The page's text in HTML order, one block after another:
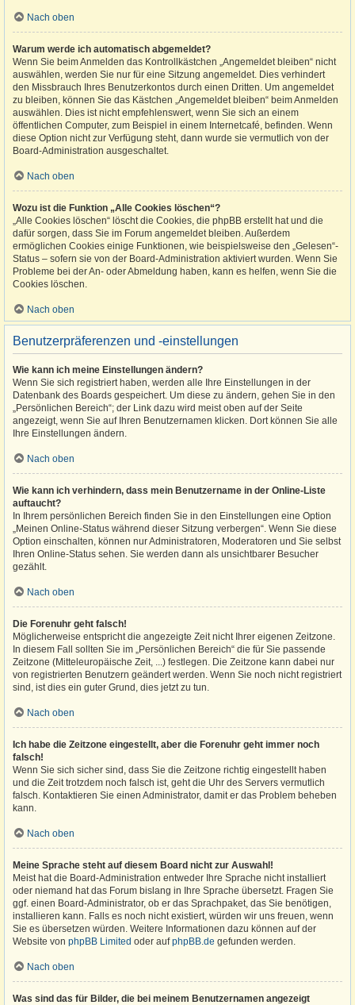
Nach oben
Warum werde ich automatisch abgemeldet?
Wenn Sie beim Anmelden das Kontrollkästchen „Angemeldet bleiben“ nicht
auswählen, werden Sie nur für eine Sitzung angemeldet. Dies verhindert
den Missbrauch Ihres Benutzerkontos durch einen Dritten. Um angemeldet
zu bleiben, können Sie das Kästchen „Angemeldet bleiben“ beim Anmelden
auswählen. Dies ist nicht empfehlenswert, wenn Sie sich an einem
öffentlichen Computer, zum Beispiel in einem Internetcafé, befinden. Wenn
diese Option nicht zur Verfügung steht, dann wurde sie vermutlich von der
Board-Administration ausgeschaltet.
Nach oben
Wozu ist die Funktion „Alle Cookies löschen“?
„Alle Cookies löschen“ löscht die Cookies, die phpBB erstellt hat und die
dafür sorgen, dass Sie im Forum angemeldet bleiben. Außerdem
ermöglichen Cookies einige Funktionen, wie beispielsweise den „Gelesen“-
Status – sofern sie von der Board-Administration aktiviert wurden. Wenn Sie
Probleme bei der An- oder Abmeldung haben, kann es helfen, wenn Sie die
Cookies löschen.
Nach oben
Benutzerpräferenzen und -einstellungen
Wie kann ich meine Einstellungen ändern?
Wenn Sie sich registriert haben, werden alle Ihre Einstellungen in der
Datenbank des Boards gespeichert. Um diese zu ändern, gehen Sie in den
„Persönlichen Bereich“; der Link dazu wird meist oben auf der Seite
angezeigt, wenn Sie auf Ihren Benutzernamen klicken. Dort können Sie alle
Ihre Einstellungen ändern.
Nach oben
Wie kann ich verhindern, dass mein Benutzername in der Online-Liste
auftaucht?
In Ihrem persönlichen Bereich finden Sie in den Einstellungen eine Option
„Meinen Online-Status während dieser Sitzung verbergen“. Wenn Sie diese
Option einschalten, können nur Administratoren, Moderatoren und Sie selbst
Ihren Online-Status sehen. Sie werden dann als unsichtbarer Besucher
gezählt.
Nach oben
Die Forenuhr geht falsch!
Möglicherweise entspricht die angezeigte Zeit nicht Ihrer eigenen Zeitzone.
In diesem Fall sollten Sie im „Persönlichen Bereich“ die für Sie passende
Zeitzone (Mitteleuropäische Zeit, ...) festlegen. Die Zeitzone kann dabei nur
von registrierten Benutzern geändert werden. Wenn Sie noch nicht registriert
sind, ist dies ein guter Grund, dies jetzt zu tun.
Nach oben
Ich habe die Zeitzone eingestellt, aber die Forenuhr geht immer noch
falsch!
Wenn Sie sich sicher sind, dass Sie die Zeitzone richtig eingestellt haben
und die Zeit trotzdem noch falsch ist, geht die Uhr des Servers vermutlich
falsch. Kontaktieren Sie einen Administrator, damit er das Problem beheben
kann.
Nach oben
Meine Sprache steht auf diesem Board nicht zur Auswahl!
Meist hat die Board-Administration entweder Ihre Sprache nicht installiert
oder niemand hat das Forum bislang in Ihre Sprache übersetzt. Fragen Sie
ggf. einen Board-Administrator, ob er das Sprachpaket, das Sie benötigen,
installieren kann. Falls es noch nicht existiert, würden wir uns freuen, wenn
Sie es übersetzen würden. Weitere Informationen dazu können auf der
Website von phpBB Limited oder aufphpBB.de gefunden werden.
Nach oben
Was sind das für Bilder, die bei meinem Benutzernamen angezeigt